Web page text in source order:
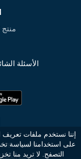
منتج Webart Softech Ltd, UK
الأسئلة
سياسة
© 2010 - 2026 VIPCars.com. جميع الحقوق محفوظة
إننا نستخدم ملفات
على استخدامنا لسياسة
التصفح. لا تريد منا